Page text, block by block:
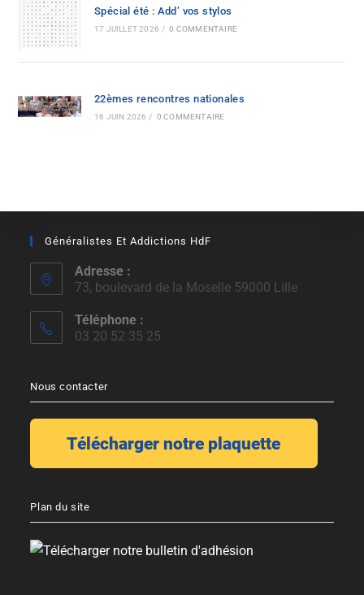
Spécial été : Add’ vos stylos
17 JUILLET 2026 / 0 COMMENTAIRE
22èmes rencontres nationales
16 JUIN 2026 / 0 COMMENTAIRE
Généralistes Et Addictions HdF
Adresse :
73, boulevard de la Moselle 59000 Lille
Téléphone :
03 20 52 35 25
Nous contacter
Plan du site